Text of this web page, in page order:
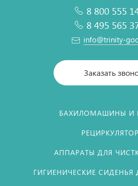
8 800 555
8 495 565
info@trinity-
Заказать
БАХИЛОМАШИНЫ И
АППАРАТЫ ДЛЯ
ГИГИЕНИЧЕСКИЕ СИДЕНЬЯ